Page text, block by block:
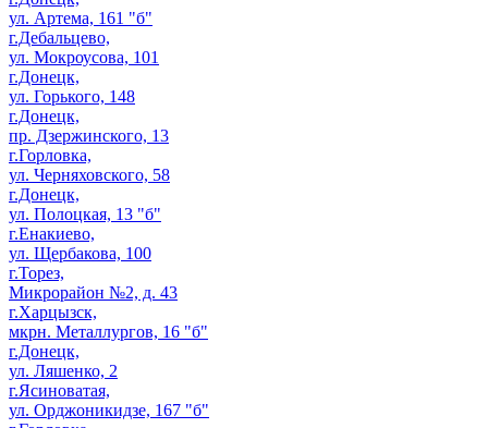
ул. Артема, 161 "б"
г.Дебальцево,
ул. Мокроусова, 101
г.Донецк,
ул. Горького, 148
г.Донецк,
пр. Дзержинского, 13
г.Горловка,
ул. Черняховского, 58
г.Донецк,
ул. Полоцкая, 13 "б"
г.Енакиево,
ул. Щербакова, 100
г.Торез,
Микрорайон №2, д. 43
г.Харцызск,
мкрн. Металлургов, 16 "б"
г.Донецк,
ул. Ляшенко, 2
г.Ясиноватая,
ул. Орджоникидзе, 167 "б"